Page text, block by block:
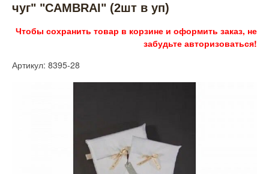
чуг" "CAMBRAI" (2шт в уп)
Чтобы сохранить товар в корзине и оформить заказ, не
забудьте авторизоваться!
Артикул: 8395-28